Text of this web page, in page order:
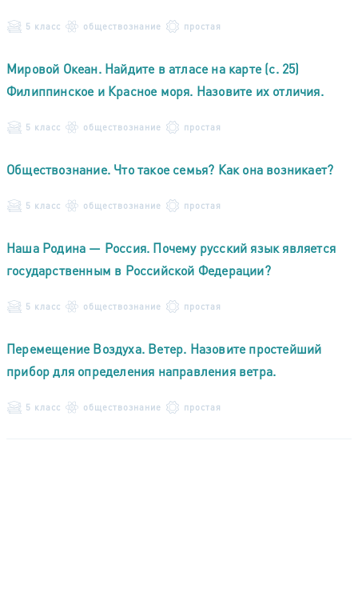
5 класс обществознание простая
Мировой Океан. Найдите в атласе на карте (с. 25)
Филиппинское и Красное моря. Назовите их отличия.
5 класс обществознание простая
Обществознание. Что такое семья? Как она возникает?
5 класс обществознание простая
Наша Родина — Россия. Почему русский язык является
государственным в Российской Федерации?
5 класс обществознание простая
Перемещение Воздуха. Ветер. Назовите простейший
прибор для определения направления ветра.
5 класс обществознание простая